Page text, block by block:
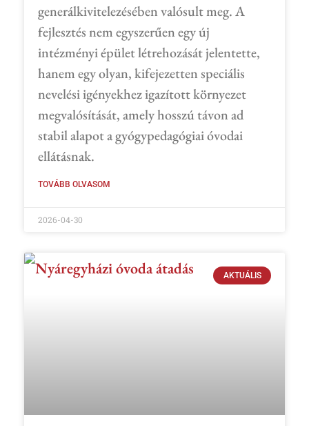
generálkivitelezésében valósult meg. A
fejlesztés nem egyszerűen egy új
intézményi épület létrehozását jelentette,
hanem egy olyan, kifejezetten speciális
nevelési igényekhez igazított környezet
megvalósítását, amely hosszú távon ad
stabil alapot a gyógypedagógiai óvodai
ellátásnak.
TOVÁBB OLVASOM
2026-04-30
AKTUÁLIS